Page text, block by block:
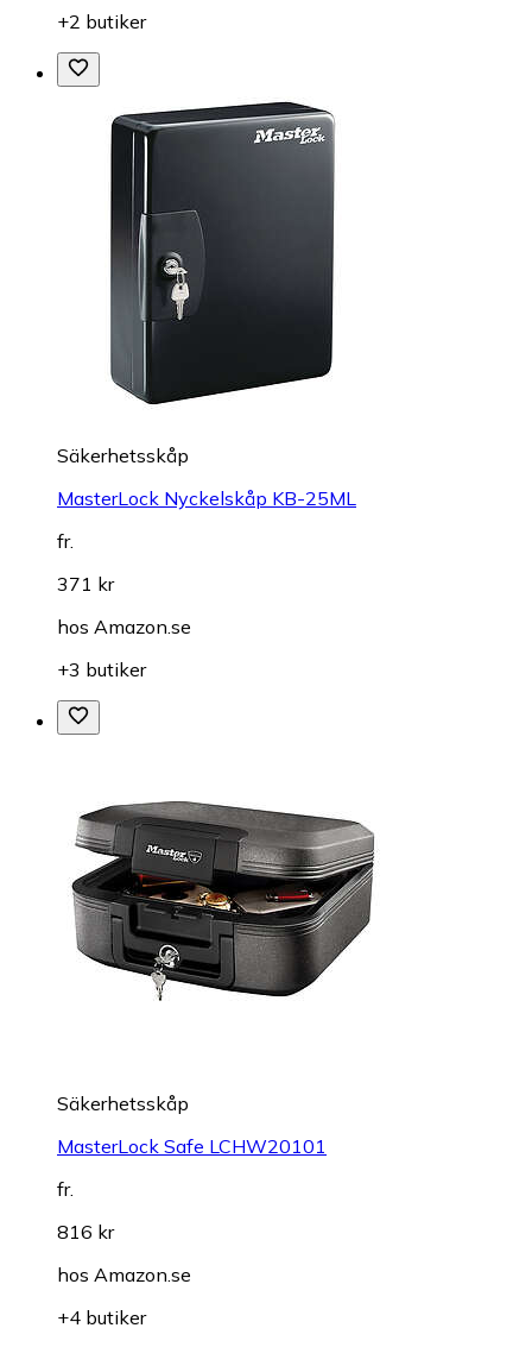
+2 butiker
Säkerhetsskåp
MasterLock Nyckelskåp KB-25ML
fr.
371 kr
hos Amazon.se
+3 butiker
Säkerhetsskåp
MasterLock Safe LCHW20101
fr.
816 kr
hos Amazon.se
+4 butiker